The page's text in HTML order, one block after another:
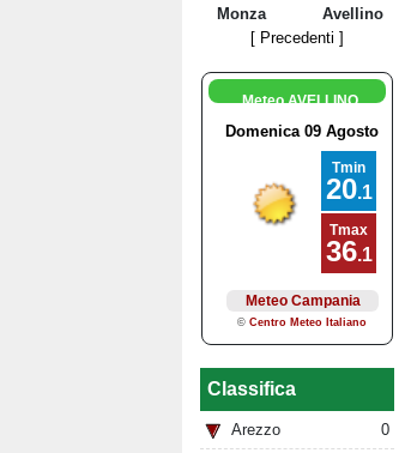
Monza
Avellino
[ Precedenti ]
Meteo AVELLINO
Classifica
Arezzo
0